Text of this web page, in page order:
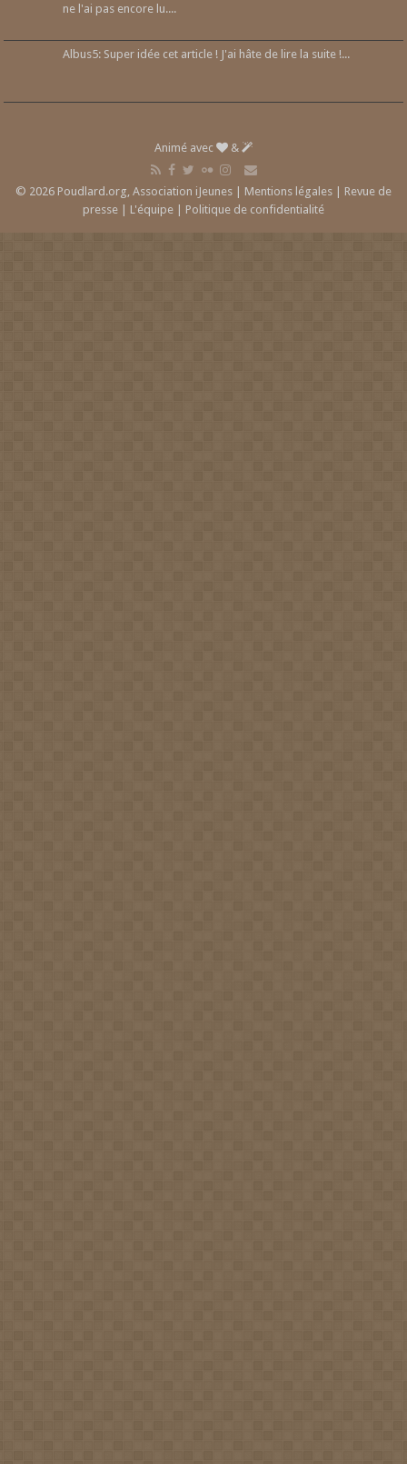
ne l'ai pas encore lu....
Albus5: Super idée cet article ! J'ai hâte de lire la suite !...
Animé avec &
© 2026 Poudlard.org, Association iJeunes | Mentions légales | Revue de
presse | L'équipe | Politique de confidentialité